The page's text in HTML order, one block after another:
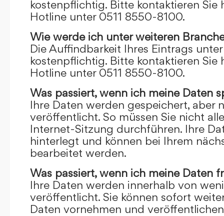
kostenpflichtig. Bitte kontaktieren Sie
Hotline unter 0511 8550-8100.
Wie werde ich unter weiteren
Die Auffindbarkeit Ihres Eintrags
kostenpflichtig. Bitte kontaktieren Sie
Hotline unter 0511 8550-8100.
Was passiert, wenn ich meine Daten
Ihre Daten werden gespeichert, aber
veröffentlicht. So müssen Sie nicht
Internet-Sitzung durchführen. Ihre
hinterlegt und können bei Ihrem
bearbeitet werden.
Was passiert, wenn ich meine Daten
Ihre Daten werden innerhalb von
veröffentlicht. Sie können sofort
Daten vornehmen und